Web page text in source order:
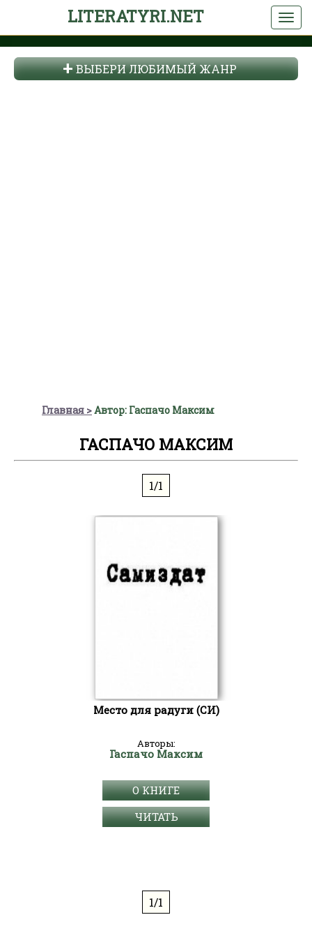
LITERATYRI.NET
ВЫБЕРИ ЛЮБИМЫЙ ЖАНР
Главная Автор: Гаспачо Максим
ГАСПАЧО МАКСИМ
1/1
Место для радуги (СИ)
Авторы:
Гаспачо Максим
О КНИГЕ
ЧИТАТЬ
1/1